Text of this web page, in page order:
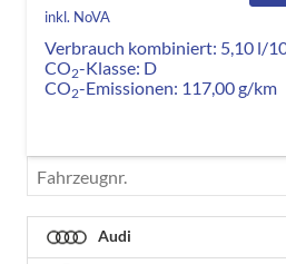
inkl. NoVA
Verbrauch kombiniert: 5,10 l/
CO2-Klasse: D
CO2-Emissionen: 117,00 g/km
Fahrzeugnr.
Audi